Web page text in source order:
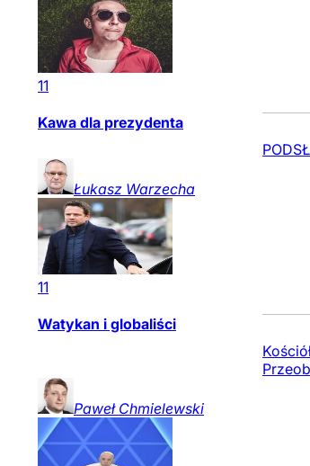
11
Kawa dla prezydenta
Łukasz Warzecha
11
Watykan i globaliści
Paweł Chmielewski